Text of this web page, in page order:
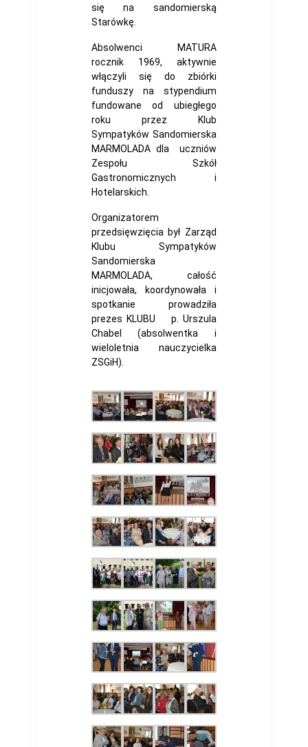
się na sandomierską
Starówkę.
Absolwenci MATURA
rocznik 1969, aktywnie
włączyli się do zbiórki
funduszy na stypendium
fundowane od ubiegłego
roku przez Klub
Sympatyków Sandomierska
MARMOLADA dla uczniów
Zespołu Szkół
Gastronomicznych i
Hotelarskich.
Organizatorem
przedsięwzięcia był Zarząd
Klubu Sympatyków
Sandomierska
MARMOLADA, całość
inicjowała, koordynowała i
spotkanie prowadziła
prezes KLUBU p. Urszula
Chabel (absolwentka i
wieloletnia nauczycielka
ZSGiH).